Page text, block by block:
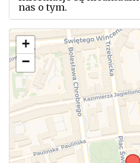
nas o tym.
Użyj tego formularza aby
zmianach w powyższym
+
−